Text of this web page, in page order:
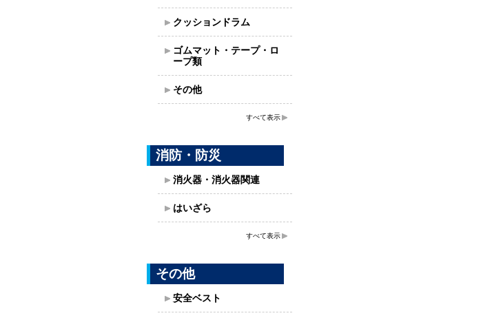
クッションドラム
ゴムマット・テープ・ロ
ープ類
その他
すべて表示
消防・防災
消火器・消火器関連
はいざら
すべて表示
その他
安全ベスト